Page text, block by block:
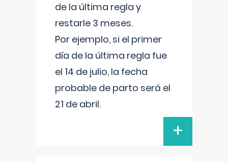
de la última regla y
restarle 3 meses.
Por ejemplo, si el primer
día de la última regla fue
el 14 de julio, la fecha
probable de parto será el
21 de abril.
+